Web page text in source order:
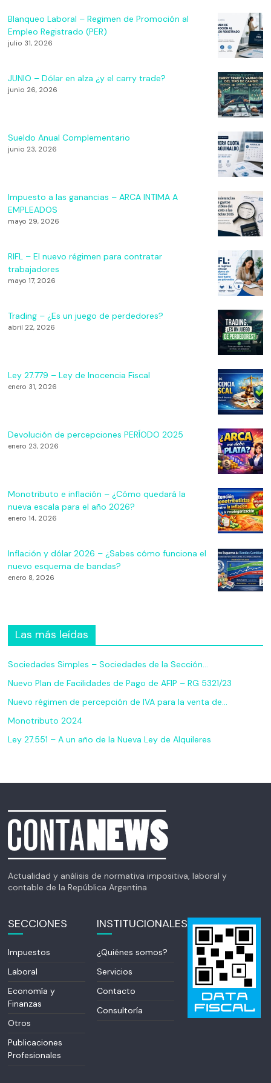
Blanqueo Laboral – Regimen de Promoción al
Empleo Registrado (PER)
julio 31, 2026
JUNIO – Dólar en alza ¿y el carry trade?
junio 26, 2026
Sueldo Anual Complementario
junio 23, 2026
Impuesto a las ganancias – ARCA INTIMA A
EMPLEADOS
mayo 29, 2026
RIFL – El nuevo régimen para contratar
trabajadores
mayo 17, 2026
Trading – ¿Es un juego de perdedores?
abril 22, 2026
Ley 27.779 – Ley de Inocencia Fiscal
enero 31, 2026
Devolución de percepciones PERÍODO 2025
enero 23, 2026
Monotributo e inflación – ¿Cómo quedará la
nueva escala para el año 2026?
enero 14, 2026
Inflación y dólar 2026 – ¿Sabes cómo funciona el
nuevo esquema de bandas?
enero 8, 2026
Las más leídas
Sociedades Simples – Sociedades de la Sección…
Nuevo Plan de Facilidades de Pago de AFIP – RG 5321/23
Nuevo régimen de percepción de IVA para la venta de…
Monotributo 2024
Ley 27.551 – A un año de la Nueva Ley de Alquileres
Actualidad y análisis de normativa impositiva, laboral y
contable de la República Argentina
SECCIONES
Impuestos
Laboral
Economía y
Finanzas
Otros
Publicaciones
Profesionales
INSTITUCIONALES
¿Quiénes somos?
Servicios
Contacto
Consultoría